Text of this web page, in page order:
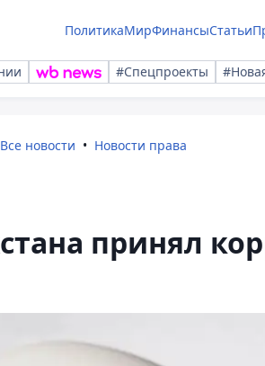
ПолитикаМирФинансыСтатьи
#Спецпроекты
Все новости Новости права
принял